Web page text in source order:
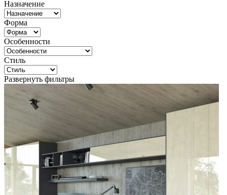
Назначение
Форма
Особенности
Стиль
Развернуть фильтры